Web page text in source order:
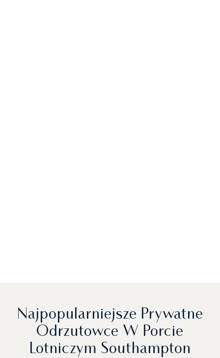
Najpopularniejsze Prywatne
Odrzutowce W Porcie
Lotniczym Southampton